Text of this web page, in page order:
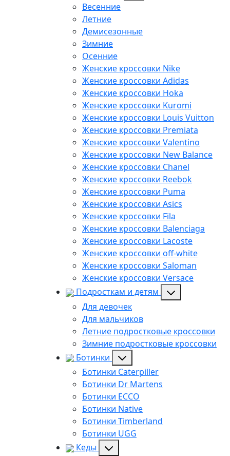
Весенние
Летние
Демисезонные
Зимние
Осенние
Женские кроссовки Nike
Женские кроссовки Adidas
Женские кроссовки Hoka
Женские кроссовки Kuromi
Женские кроссовки Louis Vuitton
Женские кроссовки Premiata
Женские кроссовки Valentino
Женские кроссовки New Balance
Женские кроссовки Chanel
Женские кроссовки Reebok
Женские кроссовки Puma
Женские кроссовки Asics
Женские кроссовки Fila
Женские кроссовки Balenciaga
Женские кроссовки Lacoste
Женские кроссовки off-white
Женские кроссовки Saloman
Женские кроссовки Versace
Подросткам и детям
Для девочек
Для мальчиков
Летние подростковые кроссовки
Зимние подростковые кроссовки
Ботинки
Ботинки Caterpiller
Ботинки Dr Martens
Ботинки ECCO
Ботинки Native
Ботинки Timberland
Ботинки UGG
Кеды